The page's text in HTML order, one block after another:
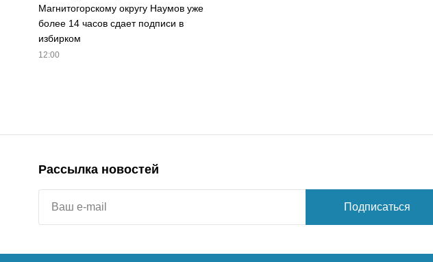
Магнитогорскому округу Наумов уже
более 14 часов сдает подписи в
избирком
12:00
Рассылка новостей
Подписаться